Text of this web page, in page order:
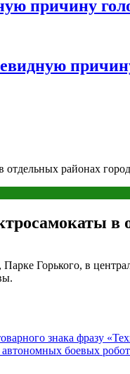
причину
отдельных районах
в
Горького, в
знака фразу
боевых